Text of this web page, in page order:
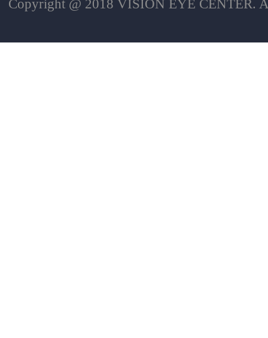
Copyright @ 2018 VISION EYE CENTER.